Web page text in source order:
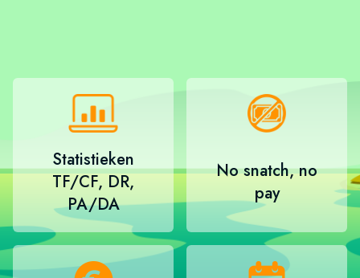
Statistieken
TF/CF, DR,
PA/DA
No snatch, no
pay